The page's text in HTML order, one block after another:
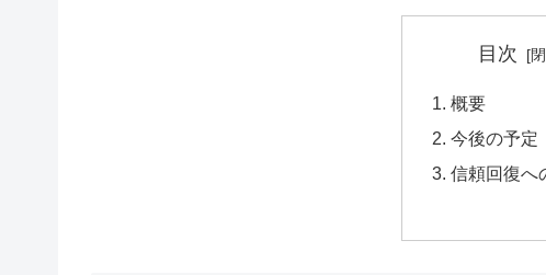
目次
概要
今後の予定
信頼回復へ